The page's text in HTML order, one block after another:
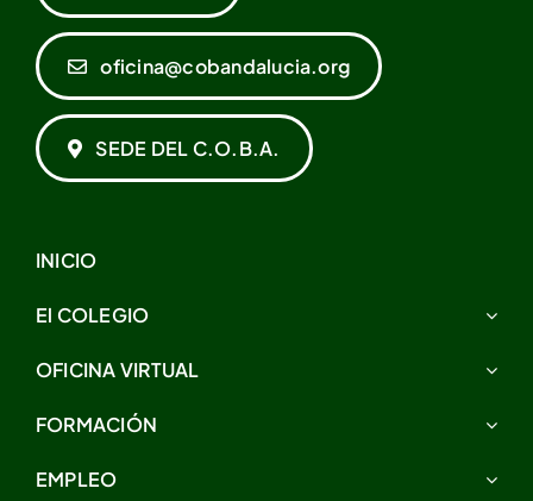
oficina@cobandalucia.org
SEDE DEL C.O.B.A.
INICIO
El COLEGIO
OFICINA VIRTUAL
FORMACIÓN
EMPLEO